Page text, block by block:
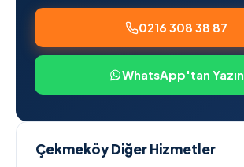
0216 308 38 87
WhatsApp'tan Yazın
Çekmeköy Diğer Hizmetler